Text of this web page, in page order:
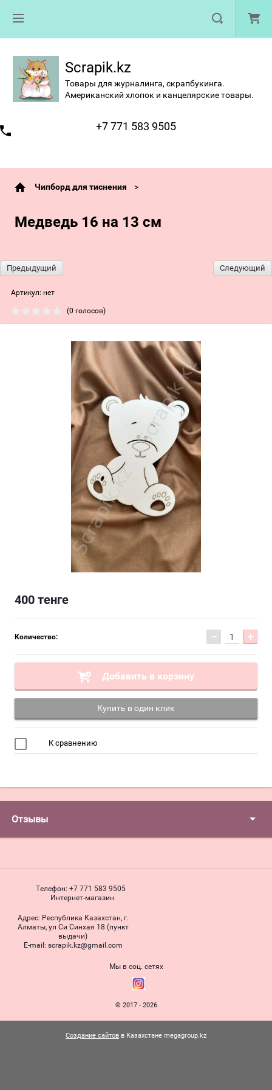
Scrapik.kz
Товары для журналинга, скрапбукинга.
Американский хлопок и канцелярские товары.
+7 771 583 9505
Чипборд для тиснения
Медведь 16 на 13 см
Предыдущий Следующий
Артикул: нет
(0 голосов)
400 тенге
Количество: − +
Добавить в корзину
Купить в один клик
К сравнению
Отзывы
Телефон: +7 771 583 9505
Интернет-магазин
Адрес: Республика Казахстан, г.
Алматы, ул Си Синхая 18 (пункт
выдачи)
Е-mail: scrapik.kz@gmail.com
Мы в соц. сетях
© 2017 - 2026
Создание сайтов в Казахстане megagroup.kz